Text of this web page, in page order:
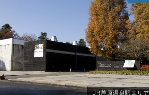
JR芦原温泉駅エリア